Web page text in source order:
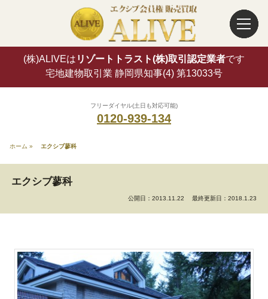
(株)ALIVEは リゾートトラスト(株)取引認定業者です
宅地建物取引業 静岡県知事(4) 第13033号
フリーダイヤル(土日も対応可能)
0120-939-134
ホーム » エクシブ蓼科
エクシブ蓼科
公開日：2013.11.22 最終更新日：2018.1.23